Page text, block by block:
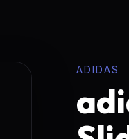
ADIDAS